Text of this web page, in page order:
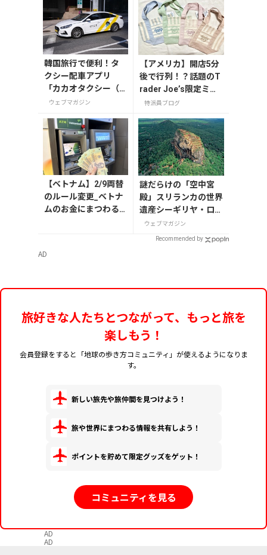
韓国旅行で便利！タ
クシー配車アプリ
「カカオタクシー（K
AKAO T）」の登録・
ウェブマガジン
【アメリカ】開店5分
後で行列！？話題のT
rader Joe’s限定ミニ
トート発売日レポ
特派員ブログ
【ベトナム】2/9両替
のルール変更_ベトナ
ムのお金にまつわる
謎だらけの「空中宮
殿」スリランカの世界
遺産シーギリヤ・ロッ
ク登頂に挑戦！
ウェブマガジン
Recommended by
AD
旅好きな人たちとつながって、もっと旅を
楽しもう！
会員登録をすると「地球の歩き方コミュニティ」が使えるようになりま
す。
新しい旅先や旅仲間を見つけよう！
旅や世界にまつわる情報を共有しよう！
ポイントを貯めて限定グッズをゲット！
コミュニティを見る
AD
AD